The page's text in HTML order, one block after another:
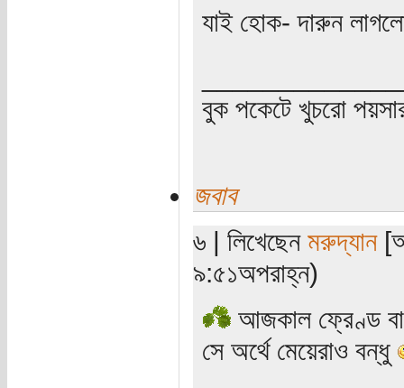
যাই হোক- দারুন
বুক পকেটে খুচরো
জবাব
৬ | লিখেছেন মরুদ্যান
৯:৫১অপরাহ্ন)
আজকাল ফ্রেণ্ড বা
সে অর্থে মেয়েরাও বন্ধু